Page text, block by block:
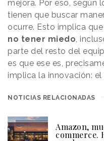
mejora. Por eso, según
tienen que buscar
ocurre. Esto implica que
no tener miedo,
parte del resto del
es que ese es,
implica la innovación: el
NOTICIAS RELACIONADAS
Amazon,
commerce.